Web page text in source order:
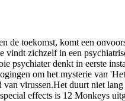
de toekomst, komt een
zichzelf in een
psychiater denkt in eerste
om het mysterie van
van virussen.Het duurt niet
effects is 12 Monkeys